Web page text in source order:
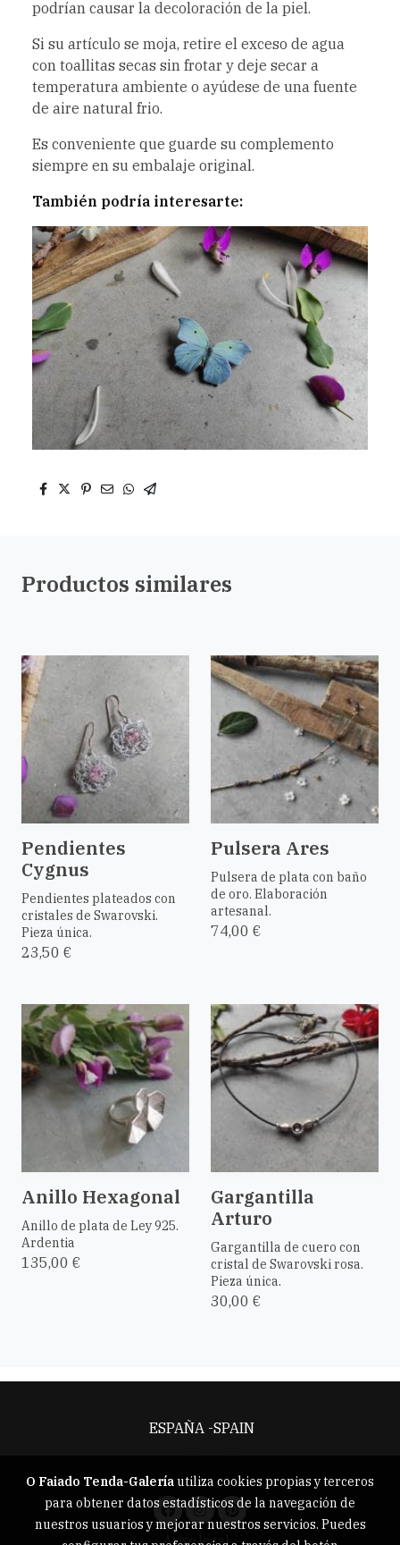
podrían causar la decoloración de la piel.
Si su artículo se moja, retire el exceso de agua
con toallitas secas sin frotar y deje secar a
temperatura ambiente o ayúdese de una fuente
de aire natural frio.
Es conveniente que guarde su complemento
siempre en su embalaje original.
También podría interesarte:
Productos similares
Pendientes
Cygnus
Pendientes plateados con
cristales de Swarovski.
Pieza única.
23,50 €
Pulsera Ares
Pulsera de plata con baño
de oro. Elaboración
artesanal.
74,00 €
Anillo Hexagonal
Anillo de plata de Ley 925.
Ardentia
135,00 €
Gargantilla
Arturo
Gargantilla de cuero con
cristal de Swarovski rosa.
Pieza única.
30,00 €
ESPAÑA -SPAIN
Aviso legal
O Faiado Tenda-Galeríautiliza cookies propias y terceros
para obtener datos estadísticos de la navegación de
nuestros usuarios y mejorar nuestros servicios. Puedes